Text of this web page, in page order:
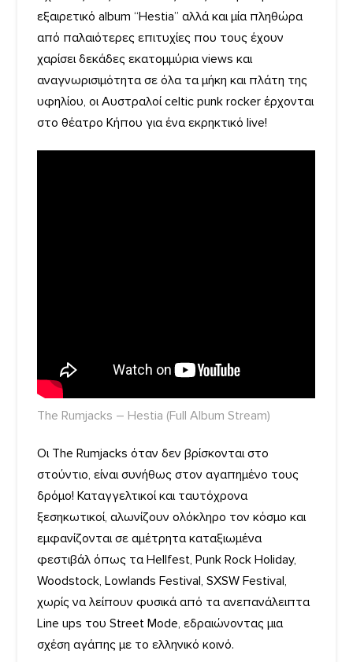
εξαιρετικό album “Hestia” αλλά και μία πληθώρα
από παλαιότερες επιτυχίες που τους έχουν
χαρίσει δεκάδες εκατομμύρια views και
αναγνωρισιμότητα σε όλα τα μήκη και πλάτη της
υφηλίου, οι Αυστραλοί celtic punk rocker έρχονται
στο θέατρο Κήπου για ένα εκρηκτικό live!
The Rumjacks – Hestia (Full Album Stream)
Οι The Rumjacks όταν δεν βρίσκονται στο
στούντιο, είναι συνήθως στον αγαπημένο τους
δρόμο! Καταγγελτικοί και ταυτόχρονα
ξεσηκωτικοί, αλωνίζουν ολόκληρο τον κόσμο και
εμφανίζονται σε αμέτρητα καταξιωμένα
φεστιβάλ όπως τα Hellfest, Punk Rock Holiday,
Woodstock, Lowlands Festival, SXSW Festival,
χωρίς να λείπουν φυσικά από τα ανεπανάλειπτα
Line ups του Street Mode, εδραιώνοντας μια
σχέση αγάπης με το ελληνικό κοινό.